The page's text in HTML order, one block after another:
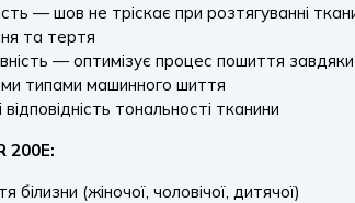
— шов не тріскає при розтягуванні
та тертя
— оптимізує процес пошиття
типами машинного шиття
відповідність тональності тканини
200E:
(жіночої, чоловічої, дитячої)